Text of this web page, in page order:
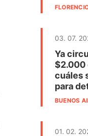
03. 07.
Ya
$2.000
cuáles
para
BUENOS
01. 02.